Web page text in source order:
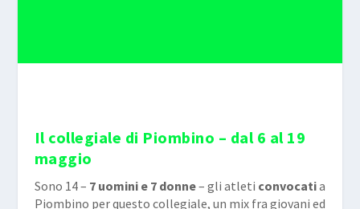
Il collegiale di Piombino – dal 6 al 19
maggio
Sono 14 – 7 uomini e 7 donne– gli atleti convocatia
Piombino per questo collegiale, un mix fra giovani ed